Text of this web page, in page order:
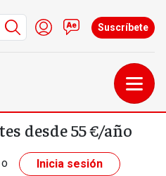
Menú de cuenta de
Iniciar sesión
Contacto
Suscríbete
desde 55 €/año
o Inicia sesión